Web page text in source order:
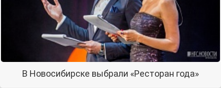
В Новосибирске выбрали «Ресторан года»